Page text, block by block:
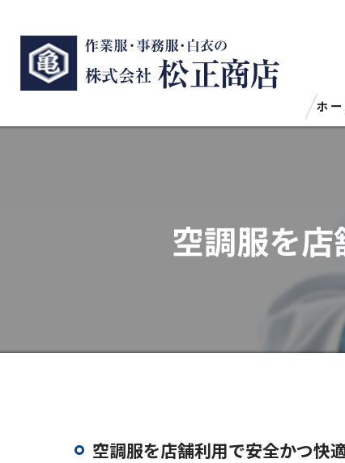
ホ
空調服を
空調服を店舗利用で安全かつ快